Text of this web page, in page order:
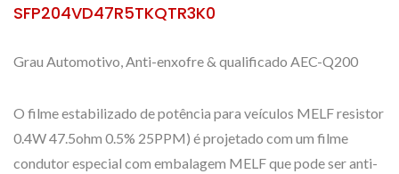
SFP204VD47R5TKQTR3K0
Grau Automotivo, Anti-enxofre & qualificado AEC-Q200
O filme estabilizado de potência para veículos MELF resistor
0.4W 47.5ohm 0.5% 25PPM) é projetado com um filme
condutor especial com embalagem MELF que pode ser anti-